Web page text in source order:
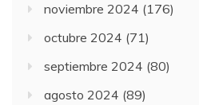
noviembre 2024 (176)
octubre 2024 (71)
septiembre 2024 (80)
agosto 2024 (89)